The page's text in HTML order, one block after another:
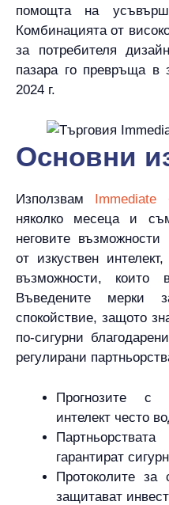
помощта на
Комбинацията от
за потребителя
пазара го превръща в
2024 г.
Основни
Използвам
няколко месеца и
неговите
от изкуствен
възможности, които
Въведените мерки
спокойствие, защото
по-сигурни
регулирани
Прогнозите с
интелект често
гарантират
Протоколите за
защитават